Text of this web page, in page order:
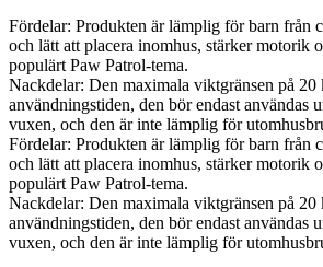
Fördelar: Produkten är lämplig för barn från
och lätt att placera inomhus, stärker motorik
populärt Paw Patrol-tema.
Nackdelar: Den maximala viktgränsen på 20
användningstiden, den bör endast användas
vuxen, och den är inte lämplig för
Fördelar: Produkten är lämplig för barn från
och lätt att placera inomhus, stärker motorik
populärt Paw Patrol-tema.
Nackdelar: Den maximala viktgränsen på 20
användningstiden, den bör endast användas
vuxen, och den är inte lämplig för